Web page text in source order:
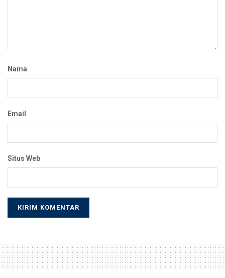
Nama
Email
Situs Web